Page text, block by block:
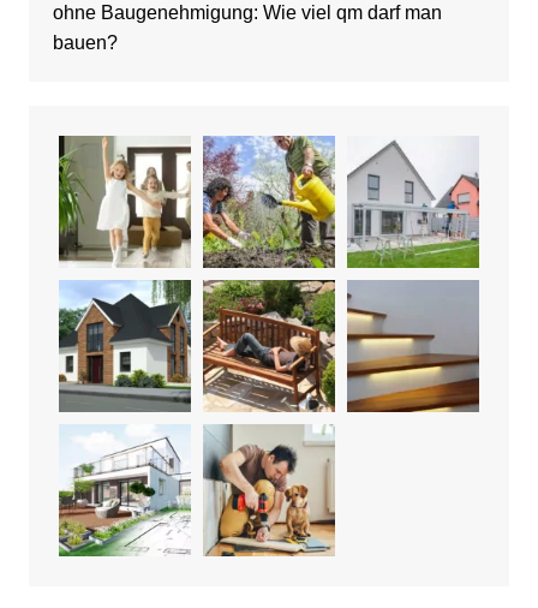
ohne Baugenehmigung: Wie viel qm darf man
bauen?